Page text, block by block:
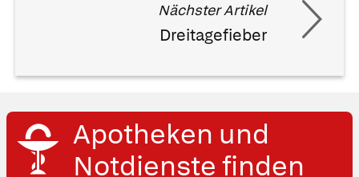
Nächster Artikel
Dreitagefieber
Apotheken und
Notdienste finden